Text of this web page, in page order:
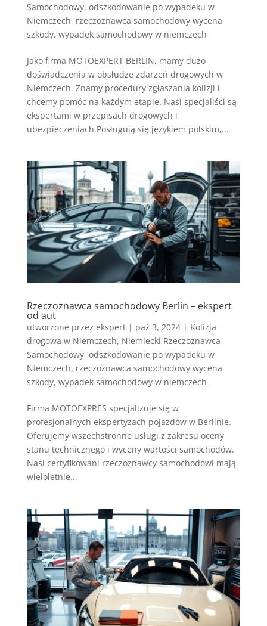
Samochodowy, odszkodowanie po wypadeku w
Niemczech, rzeczoznawca samochodowy wycena
szkody, wypadek samochodowy w niemczech
Jako firma MOTOEXPERT BERLIN, mamy dużo
doświadczenia w obsłudze zdarzeń drogowych w
Niemczech. Znamy procedury zgłaszania kolizji i
chcemy pomóc na każdym etapie. Nasi specjaliści są
ekspertami w przepisach drogowych i
ubezpieczeniach.Posługują się językiem polskim,...
Rzeczoznawca samochodowy Berlin – ekspert
od aut
utworzone przez ekspert| paź 3, 2024| Kolizja
drogowa w Niemczech, Niemiecki Rzeczoznawca
Samochodowy, odszkodowanie po wypadeku w
Niemczech, rzeczoznawca samochodowy wycena
szkody, wypadek samochodowy w niemczech
Firma MOTOEXPRES specjalizuje się w
profesjonalnych ekspertyzach pojazdów w Berlinie.
Oferujemy wszechstronne usługi z zakresu oceny
stanu technicznego i wyceny wartości samochodów.
Nasi certyfikowani rzeczoznawcy samochodowi mają
wieloletnie...